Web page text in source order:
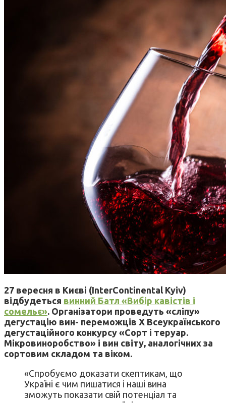
27 вересня в Києві (InterContinental Kyiv)
відбудеться винний Батл «Вибір кавістів і
сомельє». Організатори проведуть «сліпу»
дегустацію вин- переможців Х Всеукраїнського
дегустаційного конкурсу «Сорт і теруар.
Мікровиноробство» і вин світу, аналогічних за
сортовим складом та віком.
«Спробуємо доказати скептикам, що
Україні є чим пишатися і наші вина
зможуть показати свій потенціал та